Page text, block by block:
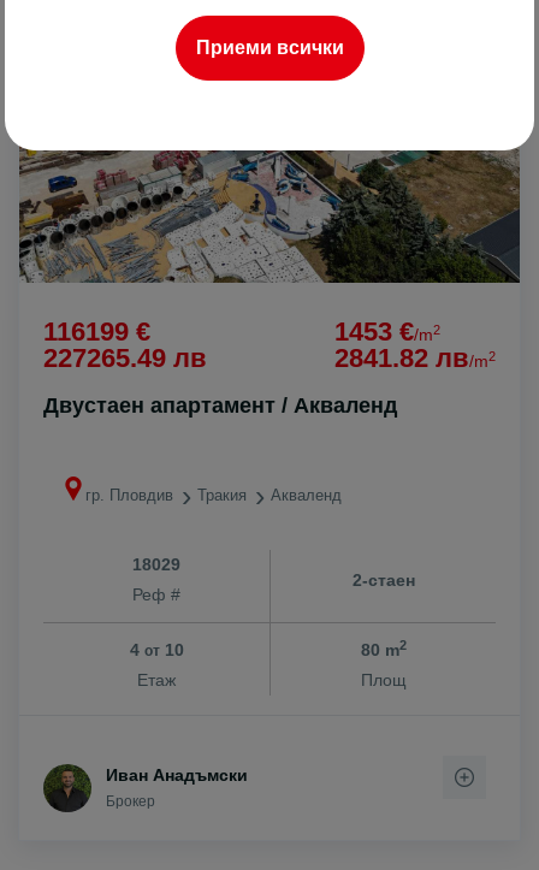
116199 €
227265.49 лв
1453 €/m2
2841.82 лв/m2
Двустаен апартамент / Акваленд
гр. Пловдив Тракия Акваленд
18029
Реф #
2-стаен
4 от10
Етаж
80 m2
Площ
Иван Анадъмски
Брокер
Приеми всички